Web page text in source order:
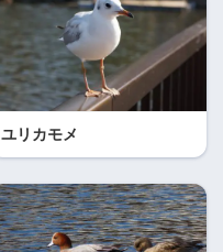
ユリカモメ